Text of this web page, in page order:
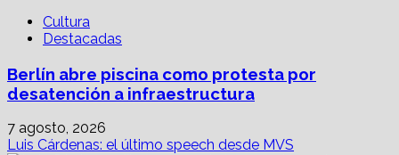
Cultura
Destacadas
Berlín abre piscina como protesta por
desatención a infraestructura
7 agosto, 2026
Luis Cárdenas: el último speech desde MVS